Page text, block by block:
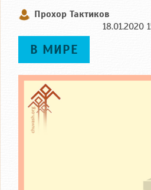
Прохор Тактиков
18.01.2020
В МИРЕ